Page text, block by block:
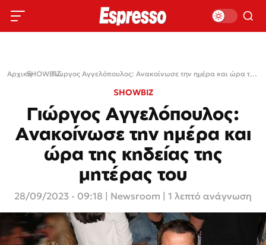
Αρχική›
SHOWBIZ› Γιώργος Αγγελόπουλος: Ανακοίνωσε την ημέρα και ώρα της κηδείας της μητέρας του
SHOWBIZ
Γιώργος Αγγελόπουλος:
Ανακοίνωσε την ημέρα και
ώρα της κηδείας της
μητέρας του
28/09/2023 - 09:18 Newsroom | 1 λεπτό ανάγνωση